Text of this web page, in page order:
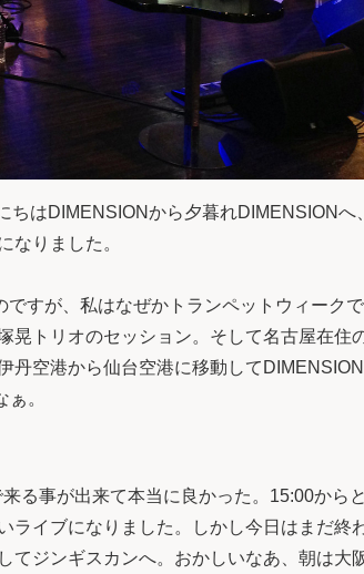
はDIMENSIONから夕暮れDIMENSIONへ、
なりました。
すが、私はなぜかトランペットウィークで
晃トリオのセッション。そして名古屋在住
丹空港から仙台空港に移動してDIMENSION
。
る事が出来て本当に良かった。15:00からと
ライブになりました。しかし今日はまだ終
てジンギスカンへ。おかしいなあ、朝は大